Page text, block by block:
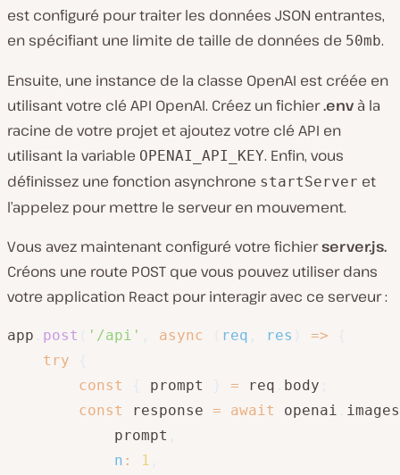
est configuré pour traiter les données JSON entrantes,
en spécifiant une limite de taille de données de 50mb.
Ensuite, une instance de la classe OpenAI est créée en
utilisant votre clé API OpenAI. Créez un fichier.env à la
racine de votre projet et ajoutez votre clé API en
utilisant la variable OPENAI_API_KEY. Enfin, vous
définissez une fonction asynchrone startServer et
l’appelez pour mettre le serveur en mouvement.
Vous avez maintenant configuré votre fichierserver.js.
Créons une route POST que vous pouvez utiliser dans
votre application React pour interagir avec ce serveur :
app post '/api' async req res =>
try
const
prompt = req body
const
response = await openai
images
            prompt
n : 1